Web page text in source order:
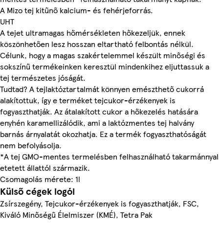
A Mizo tej kitűnő kalcium- és fehérjeforrás.
UHT
A tejet ultramagas hőmérsékleten hőkezeljük, ennek
köszönhetően lesz hosszan eltartható felbontás nélkül.
Célunk, hogy a magas szakértelemmel készült minőségi és
sokszínű termékeinken keresztül mindenkihez eljuttassuk a
tej természetes jóságát.
Tudtad? A tejlaktóztartalmát könnyen emészthető cukorrá
alakítottuk, így e terméket tejcukor-érzékenyek is
fogyaszthatják. Az átalakított cukor a hőkezelés hatására
enyhén karamellizálódik, ami a laktózmentes tej halvány
barnás árnyalatát okozhatja. Ez a termék fogyaszthatóságát
nem befolyásolja.
*A tej GMO-mentes termelésben felhasználható takarmánnyal
etetett állattól származik.
Csomagolás mérete: 1l
Külső cégek logói
Zsírszegény, Tejcukor-érzékenyek is fogyaszthatják, FSC,
Kiváló Minőségű Élelmiszer (KMÉ), Tetra Pak